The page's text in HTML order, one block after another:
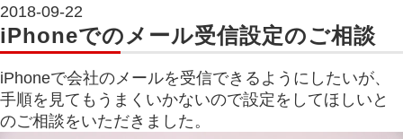
2018-09-22
iPhoneでのメール受信設定のご相談
iPhoneで会社のメールを受信できるようにしたいが、
手順を見てもうまくいかないので設定をしてほしいと
のご相談をいただきました。